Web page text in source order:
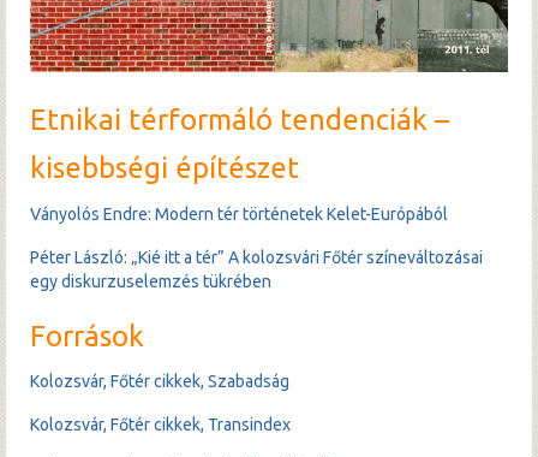
Etnikai térformáló tendenciák –
kisebbségi építészet
Ványolós Endre: Modern tér történetek Kelet-Európából
Péter László: „Kié itt a tér” A kolozsvári Főtér színeváltozásai
egy diskurzuselemzés tükrében
Források
Kolozsvár, Főtér cikkek, Szabadság
Kolozsvár, Főtér cikkek, Transindex